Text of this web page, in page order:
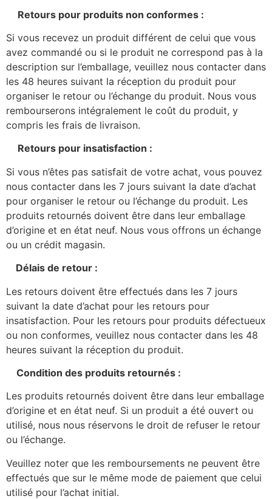
Retours pour produits non conformes :
Si vous recevez un produit différent de celui que vous
avez commandé ou si le produit ne correspond pas à la
description sur l’emballage, veuillez nous contacter dans
les 48 heures suivant la réception du produit pour
organiser le retour ou l’échange du produit. Nous vous
rembourserons intégralement le coût du produit, y
compris les frais de livraison.
Retours pour insatisfaction :
Si vous n’êtes pas satisfait de votre achat, vous pouvez
nous contacter dans les 7 jours suivant la date d’achat
pour organiser le retour ou l’échange du produit. Les
produits retournés doivent être dans leur emballage
d’origine et en état neuf. Nous vous offrons un échange
ou un crédit magasin.
Délais de retour :
Les retours doivent être effectués dans les 7 jours
suivant la date d’achat pour les retours pour
insatisfaction. Pour les retours pour produits défectueux
ou non conformes, veuillez nous contacter dans les 48
heures suivant la réception du produit.
Condition des produits retournés :
Les produits retournés doivent être dans leur emballage
d’origine et en état neuf. Si un produit a été ouvert ou
utilisé, nous nous réservons le droit de refuser le retour
ou l’échange.
Veuillez noter que les remboursements ne peuvent être
effectués que sur le même mode de paiement que celui
utilisé pour l’achat initial.